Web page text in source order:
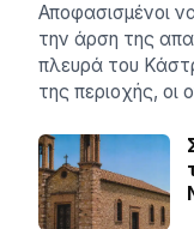
Αποφασισμένοι
την άρση της
πλευρά του
της περιοχής,